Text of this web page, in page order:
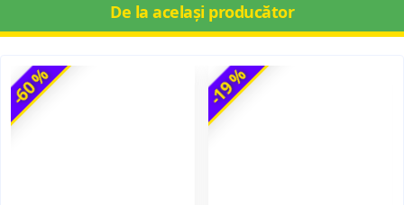
De la același producător
-60 % -19 %